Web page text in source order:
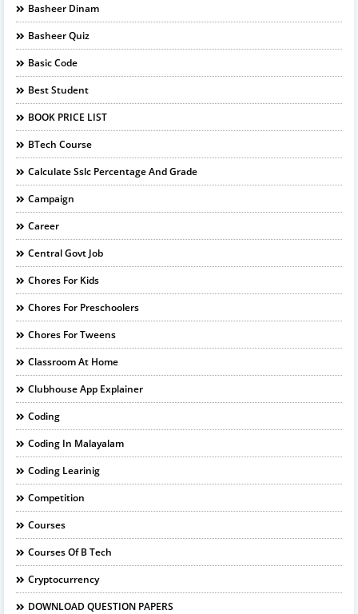
Basheer Dinam
Basheer Quiz
Basic Code
Best Student
BOOK PRICE LIST
BTech Course
Calculate Sslc Percentage And Grade
Campaign
Career
Central Govt Job
Chores For Kids
Chores For Preschoolers
Chores For Tweens
Classroom At Home
Clubhouse App Explainer
Coding
Coding In Malayalam
Coding Learinig
Competition
Courses
Courses Of B Tech
Cryptocurrency
DOWNLOAD QUESTION PAPERS